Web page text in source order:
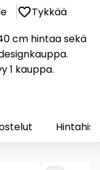
Tykkää
cm hintaa sekä
1 kauppa.